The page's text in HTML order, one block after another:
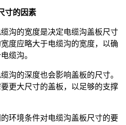
寸的因素
缆沟的宽度是决定电缆沟盖板尺寸
度应略大于电缆沟的宽度，以确
缆沟。
缆沟的深度也会影响盖板的尺寸。
更大尺寸的盖板，以足够的支撑
的环境条件对电缆沟盖板尺寸的要